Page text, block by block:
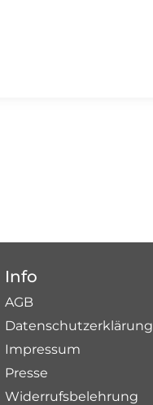
Info
AGB
Datenschutzerklärung
Impressum
Presse
Widerrufsbelehrung